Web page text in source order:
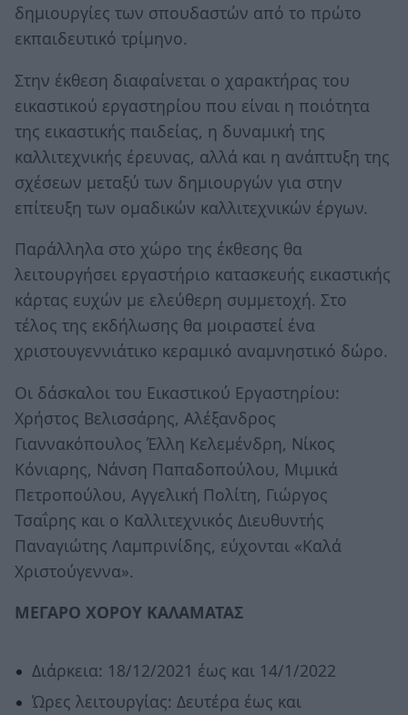
δημιουργίες των σπουδαστών από το πρώτο
εκπαιδευτικό τρίμηνο.
Στην έκθεση διαφαίνεται ο χαρακτήρας του
εικαστικού εργαστηρίου που είναι η ποιότητα
της εικαστικής παιδείας, η δυναμική της
καλλιτεχνικής έρευνας, αλλά και η ανάπτυξη της
σχέσεων μεταξύ των δημιουργών για στην
επίτευξη των ομαδικών καλλιτεχνικών έργων.
Παράλληλα στο χώρο της έκθεσης θα
λειτουργήσει εργαστήριο κατασκευής εικαστικής
κάρτας ευχών με ελεύθερη συμμετοχή. Στο
τέλος της εκδήλωσης θα μοιραστεί ένα
χριστουγεννιάτικο κεραμικό αναμνηστικό δώρο.
Οι δάσκαλοι του Εικαστικού Εργαστηρίου:
Χρήστος Βελισσάρης, Αλέξανδρος
Γιαννακόπουλος Έλλη Κελεμένδρη, Νίκος
Κόνιαρης, Νάνση Παπαδοπούλου, Μιμικά
Πετροπούλου, Αγγελική Πολίτη, Γιώργος
Τσαΐρης και ο Καλλιτεχνικός Διευθυντής
Παναγιώτης Λαμπρινίδης, εύχονται «Καλά
Χριστούγεννα».
ΜΕΓΑΡΟ ΧΟΡΟΥ ΚΑΛΑΜΑΤΑΣ
Διάρκεια: 18/12/2021 έως και 14/1/2022
Ώρες λειτουργίας: Δευτέρα έως και